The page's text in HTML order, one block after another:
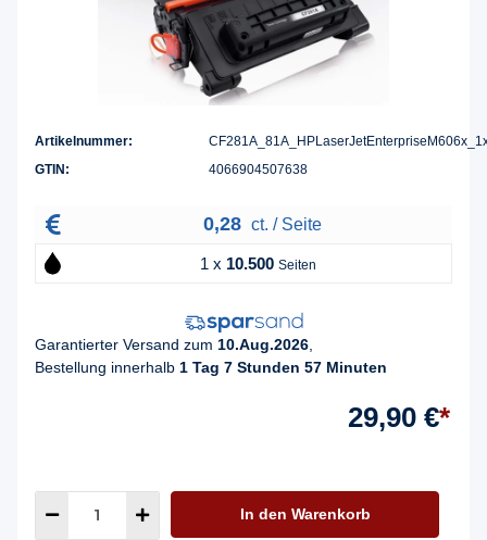
Artikelnummer:
GTIN:
4066904507638
0,28 ct. / Seite
1 x 10.500 Seiten
Garantierter Versand zum 10.Aug.2026
Bestellung innerhalb 1 Tag 7 Stunden 57 Minuten
29,90 €*
In den Warenkorb